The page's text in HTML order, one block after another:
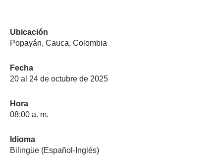
Ubicación
Popayán, Cauca, Colombia
Fecha
20 al 24 de octubre de 2025
Hora
08:00 a. m.
Idioma
Bilingüe (Español-Inglés)